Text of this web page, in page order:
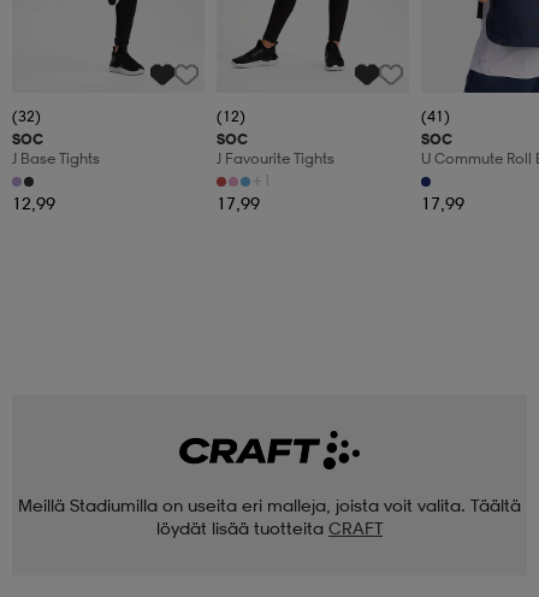
(32)
SOC
J Base Tights
12,99
(12)
SOC
J Favourite Tights
+1
17,99
(41)
SOC
U Commute Roll
17,99
Meillä Stadiumilla on useita eri malleja, joista voit valita. Täältä
löydät lisää tuotteita CRAFT